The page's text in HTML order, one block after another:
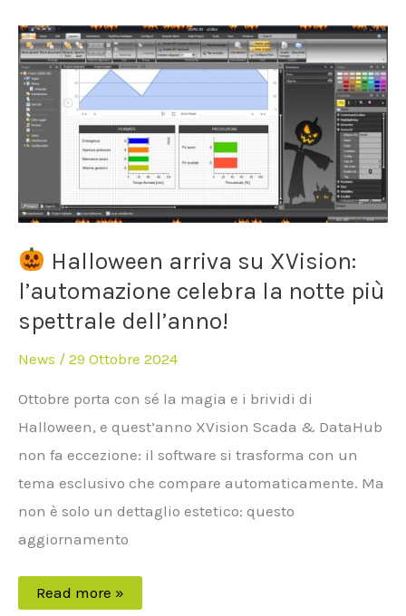
Halloween arriva su XVision:
l’automazione celebra la notte più
spettrale dell’anno!
News / 29 Ottobre 2024
Ottobre porta con sé la magia e i brividi di
Halloween, e quest’anno XVision Scada & DataHub
non fa eccezione: il software si trasforma con un
tema esclusivo che compare automaticamente. Ma
non è solo un dettaglio estetico: questo
aggiornamento
Halloween
arriva
su
XVision:
l’automazione
celebra
la
spettrale
dell’anno!
Read more »